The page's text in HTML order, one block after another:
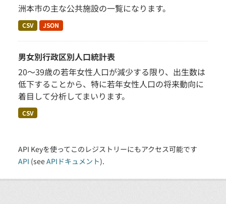
洲本市の主な公共施設の一覧になります。
CSV JSON
男女別行政区別人口統計表
20～39歳の若年女性人口が減少する限り、出生数は
低下することから、特に若年女性人口の将来動向に
着目して分析してまいります。
CSV
API Keyを使ってこのレジストリーにもアクセス可能です
API (seeAPIドキュメント).